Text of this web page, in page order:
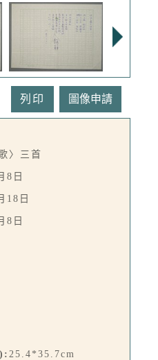
列印
〉三首
8日
18日
8日
25.4*35.7cm